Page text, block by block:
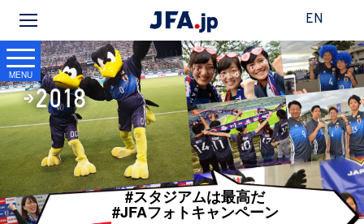
EN
MENU
#スタジアムは最高だ
#JFAフォトキャンペーン